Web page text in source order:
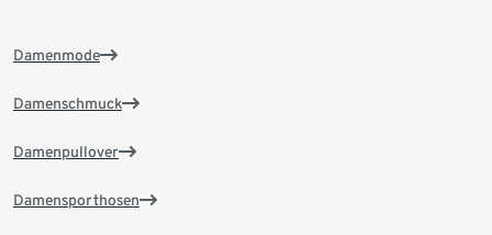
Damenmode
Damenschmuck
Damenpullover
Damensporthosen